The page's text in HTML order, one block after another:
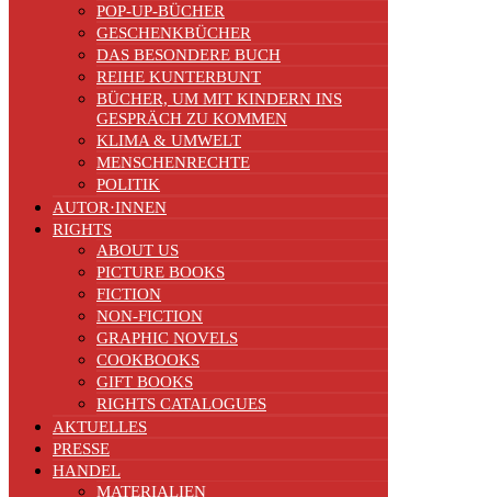
POP-UP-BÜCHER
GESCHENKBÜCHER
DAS BESONDERE BUCH
REIHE KUNTERBUNT
BÜCHER, UM MIT KINDERN INS
GESPRÄCH ZU KOMMEN
KLIMA & UMWELT
MENSCHENRECHTE
POLITIK
AUTOR·INNEN
RIGHTS
ABOUT US
PICTURE BOOKS
FICTION
NON-FICTION
GRAPHIC NOVELS
COOKBOOKS
GIFT BOOKS
RIGHTS CATALOGUES
AKTUELLES
PRESSE
HANDEL
MATERIALIEN